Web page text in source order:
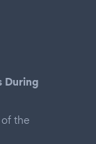
During
the